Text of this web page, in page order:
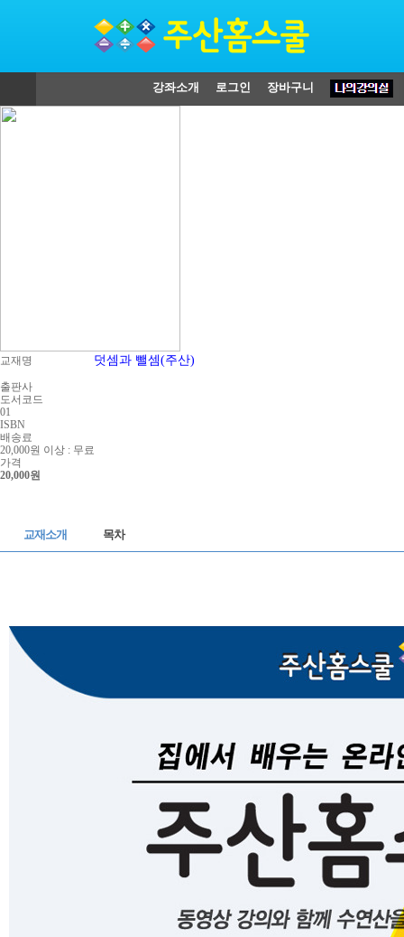
강좌소개 로그인 장바구니
교재명 덧셈과 뺄셈(주산)
출판사
도서코드
01
ISBN
배송료
20,000원 이상 : 무료
가격
20,000원
교재소개 목차